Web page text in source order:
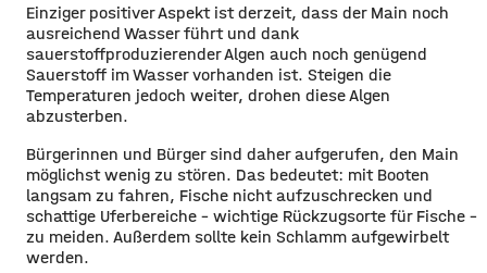
Einziger positiver Aspekt ist derzeit, dass der Main noch
ausreichend Wasser führt und dank
sauerstoffproduzierender Algen auch noch genügend
Sauerstoff im Wasser vorhanden ist. Steigen die
Temperaturen jedoch weiter, drohen diese Algen
abzusterben.
Bürgerinnen und Bürger sind daher aufgerufen, den Main
möglichst wenig zu stören. Das bedeutet: mit Booten
langsam zu fahren, Fische nicht aufzuschrecken und
schattige Uferbereiche – wichtige Rückzugsorte für Fische –
zu meiden. Außerdem sollte kein Schlamm aufgewirbelt
werden.